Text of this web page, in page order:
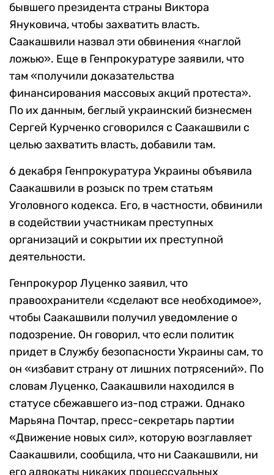
бывшего президента страны Виктора
Януковича, чтобы захватить власть.
Саакашвили назвал эти обвинения «наглой
ложью». Еще в Генпрокуратуре заявили, что
там «получили доказательства
финансирования массовых акций протеста».
По их данным, беглый украинский бизнесмен
Сергей Курченко сговорился с Саакашвили с
целью захватить власть, добавили там.
6 декабря Генпрокуратура Украины объявила
Саакашвили в розыск по трем статьям
Уголовного кодекса. Его, в частности, обвинили
в содействии участникам преступных
организаций и сокрытии их преступной
деятельности.
Генпрокурор Луценко заявил, что
правоохранители «сделают все необходимое»,
чтобы Саакашвили получил уведомление о
подозрение. Он говорил, что если политик
придет в Службу безопасности Украины сам, то
он «избавит страну от лишних потрясений». По
словам Луценко, Саакашвили находился в
статусе сбежавшего из-под стражи. Однако
Марьяна Почтар, пресс-секретарь партии
«Движение новых сил», которую возглавляет
Саакашвили, сообщила, что ни Саакашвили, ни
его адвокаты никаких процессуальных